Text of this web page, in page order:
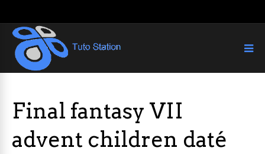
Final fantasy VII
advent children daté